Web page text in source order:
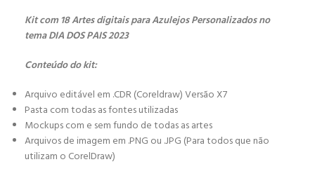
Kit com 18 Artes digitais para Azulejos Personalizados no
tema DIA DOS PAIS 2023
Conteúdo do kit:
Arquivo editável em .CDR (Coreldraw) Versão X7
Pasta com todas as fontes utilizadas
Mockups com e sem fundo de todas as artes
Arquivos de imagem em .PNG ou .JPG (Para todos que não
utilizam o CorelDraw)